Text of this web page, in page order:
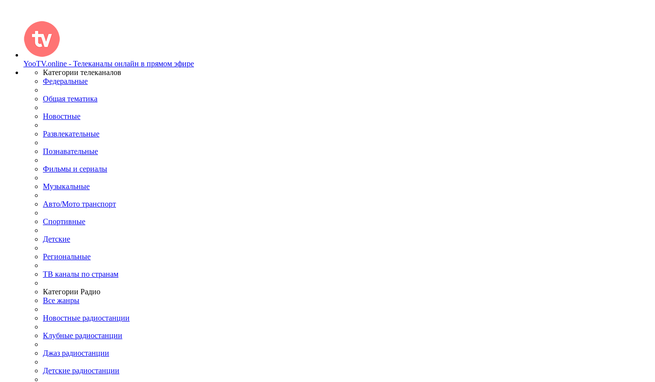
YooTV.online - Телеканалы онлайн в прямом эфире
Категории телеканалов
Федеральные
Общая тематика
Новостные
Развлекательные
Познавательные
Фильмы и сериалы
Музыкальные
Авто/Мото транспорт
Спортивные
Детские
Региональные
ТВ каналы по странам
Категории Радио
Все жанры
Новостные радиостанции
Клубные радиостанции
Джаз радиостанции
Детские радиостанции